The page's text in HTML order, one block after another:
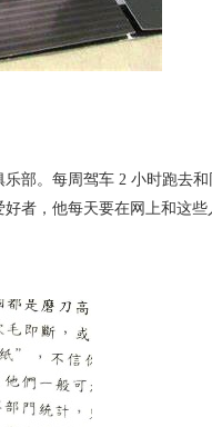
部。每周驾车 2 小时跑去和
者，他每天要在网上和这